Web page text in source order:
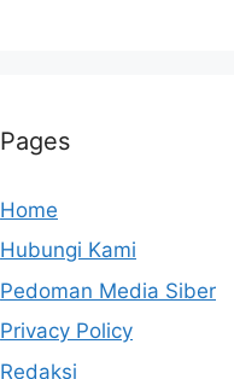
Pages
Home
Hubungi Kami
Pedoman Media Siber
Privacy Policy
Redaksi